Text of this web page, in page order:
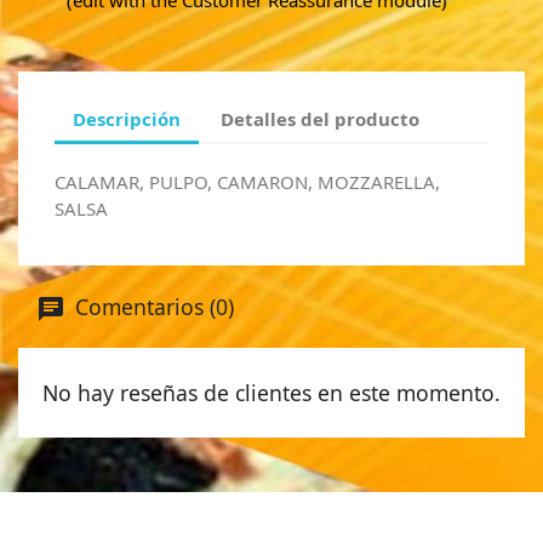
Descripción Detalles del producto
CALAMAR, PULPO, CAMARON, MOZZARELLA,
SALSA
Comentarios (0)
No hay reseñas de clientes en este momento.